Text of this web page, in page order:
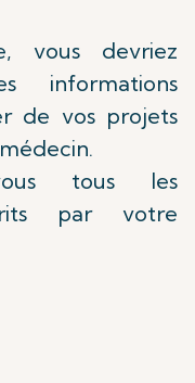
vous devriez
informations
de vos projets
tous les
par votre